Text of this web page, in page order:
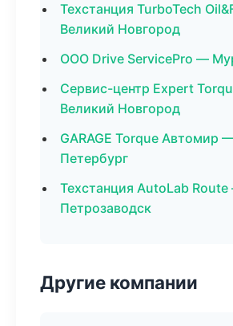
Техстанция TurboTech
Великий Новгород
ООО Drive ServicePro —
Сервис-центр Expert
Великий Новгород
GARAGE Torque Автомир
Петербург
Техстанция AutoLab
Петрозаводск
Другие компании